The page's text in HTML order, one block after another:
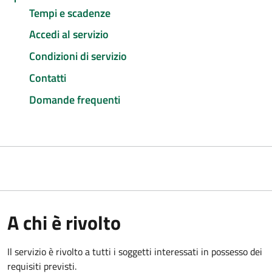
Tempi e scadenze
Accedi al servizio
Condizioni di servizio
Contatti
Domande frequenti
A chi è rivolto
Il servizio è rivolto a tutti i soggetti interessati in possesso dei
requisiti previsti.